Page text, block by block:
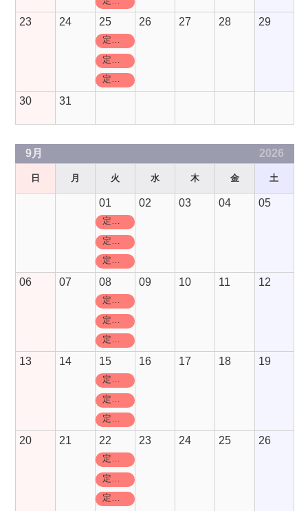
23 24 25
定休日
定休日
26 27 28 29
30 31
9月 2026
日 月 火 水 木 金 土
01
定休日
定休日
02 03 04 05
06 07 08
定休日
定休日
09 10 11 12
13 14 15
定休日
定休日
16 17 18 19
20 21 22
定休日
定休日
23 24 25 26